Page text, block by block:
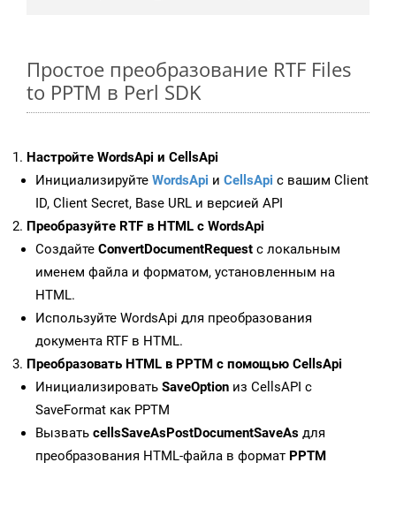
Простое преобразование RTF Files
to PPTM в Perl SDK
Настройте WordsApi и CellsApi
Инициализируйте WordsApi и CellsApi с вашим Client
ID, Client Secret, Base URL и версией API
Преобразуйте RTF в HTML с WordsApi
Создайте ConvertDocumentRequest с локальным
именем файла и форматом, установленным на
HTML.
Используйте WordsApi для преобразования
документа RTF в HTML.
Преобразовать HTML в PPTM с помощью CellsApi
Инициализировать SaveOption из CellsAPI с
SaveFormat как PPTM
Вызвать cellsSaveAsPostDocumentSaveAs для
преобразования HTML-файла в формат PPTM